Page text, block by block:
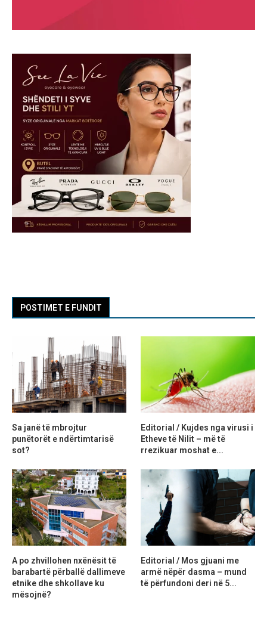
POSTIMET E FUNDIT
Sa janë të mbrojtur
punëtorët e ndërtimtarisë
sot?
Editorial / Kujdes nga virusi i
Etheve të Nilit – më të
rrezikuar moshat e...
A po zhvillohen nxënësit të
barabartë përballë dallimeve
etnike dhe shkollave ku
mësojnë?
Editorial / Mos gjuani me
armë nëpër dasma – mund
të përfundoni deri në 5...